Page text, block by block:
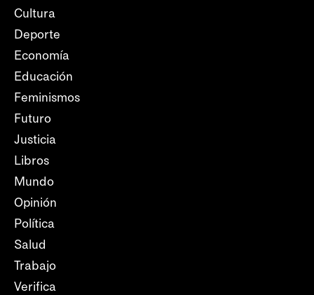
Cultura
Deporte
Economía
Educación
Feminismos
Futuro
Justicia
Libros
Mundo
Opinión
Política
Salud
Trabajo
Verifica